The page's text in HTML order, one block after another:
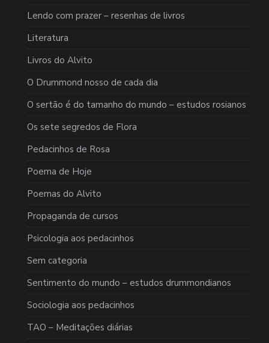
Lendo com prazer – resenhas de livros
Literatura
Livros do Alvito
O Drummond nosso de cada dia
O sertão é do tamanho do mundo – estudos rosianos
Os sete segredos de Flora
Pedacinhos de Rosa
Poema de Hoje
Poemas do Alvito
Propaganda de cursos
Psicologia aos pedacinhos
Sem categoria
Sentimento do mundo – estudos drummondianos
Sociologia aos pedacinhos
TAO – Meditações diárias